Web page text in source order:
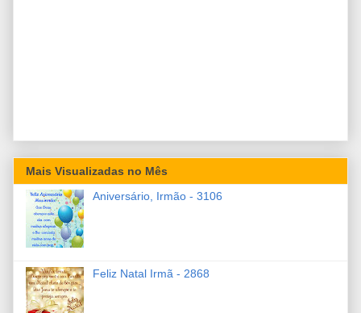
Mais Visualizadas no Mês
Aniversário, Irmão - 3106
Feliz Natal Irmã - 2868